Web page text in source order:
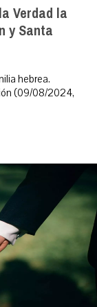
Verdad la
y Santa
hebrea.
(09/08/2024,